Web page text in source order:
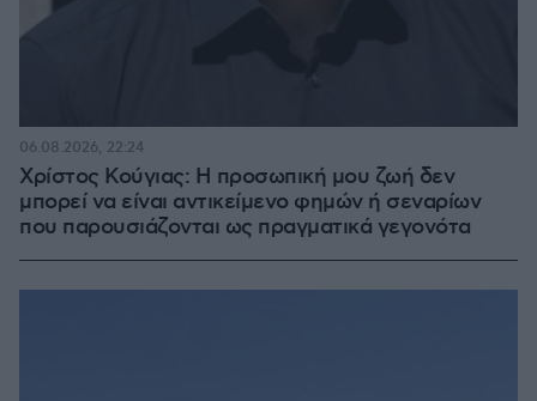
Χρίστος Κούγιας: Η προσωπική μου ζωή δεν
μπορεί να είναι αντικείμενο φημών ή σεναρίων
που παρουσιάζονται ως πραγματικά γεγονότα
06.08.2026, 22:24